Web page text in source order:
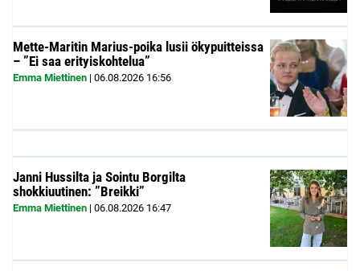
Mette-Maritin Marius-poika lusii ökypuitteissa
– ”Ei saa erityiskohtelua”
Emma Miettinen | 06.08.2026 16:56
Janni Hussilta ja Sointu Borgilta
shokkiuutinen: ”Breikki”
Emma Miettinen | 06.08.2026 16:47